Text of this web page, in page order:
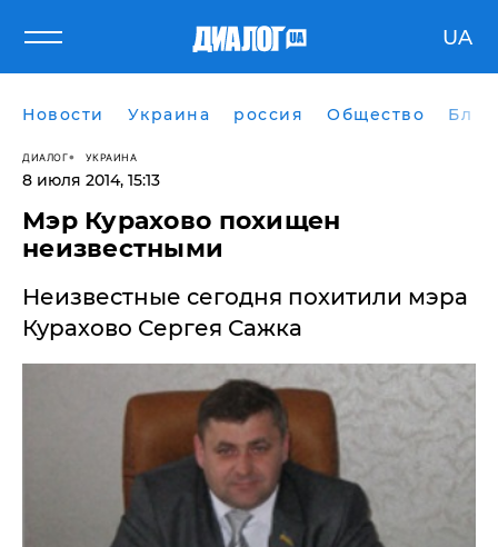
UA
Новости Украина россия Общество
ДИАЛОГ УКРАИНА
8 июля 2014, 15:13
Мэр Курахово похищен
неизвестными
Неизвестные сегодня похитили мэра
Курахово Сергея Сажка